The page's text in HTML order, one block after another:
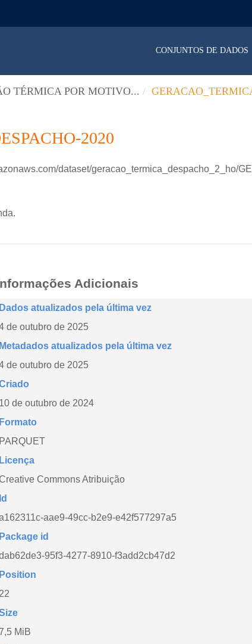
CONJUNTOS DE DADOS
TÉRMICA POR MOTIVO...
2020
dataset/geracao_termica_despacho_2_ho/
Adicionais
Dados atualizados pela última vez
de outubro de 2025
Metadados atualizados pela última vez
de outubro de 2025
10 de outubro de 2024
Formato
PARQUET
Licença
Commons Atribuição
Id
aae9-49cc-b2e9-e42f577297a5
Package id
95f3-4277-8910-f3add2cb47d2
Position
22
MiB